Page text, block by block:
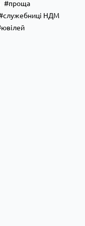
проща
служебниці НДМ
ювілей